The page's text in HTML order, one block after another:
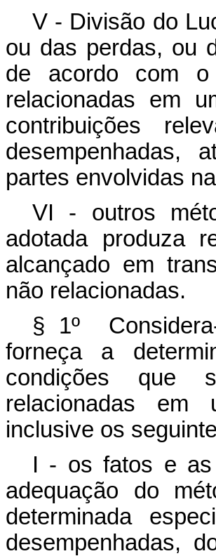
V - Divisão do
ou das perdas, ou
de acordo com o
relacionadas em
contribuições
desempenhadas,
partes envolvidas
VI - outros
adotada produza
alcançado em
não relacionadas.
§ 1º
forneça a
condições que
relacionadas em
inclusive os
I - os fatos e as
adequação do
determinada
desempenhadas,